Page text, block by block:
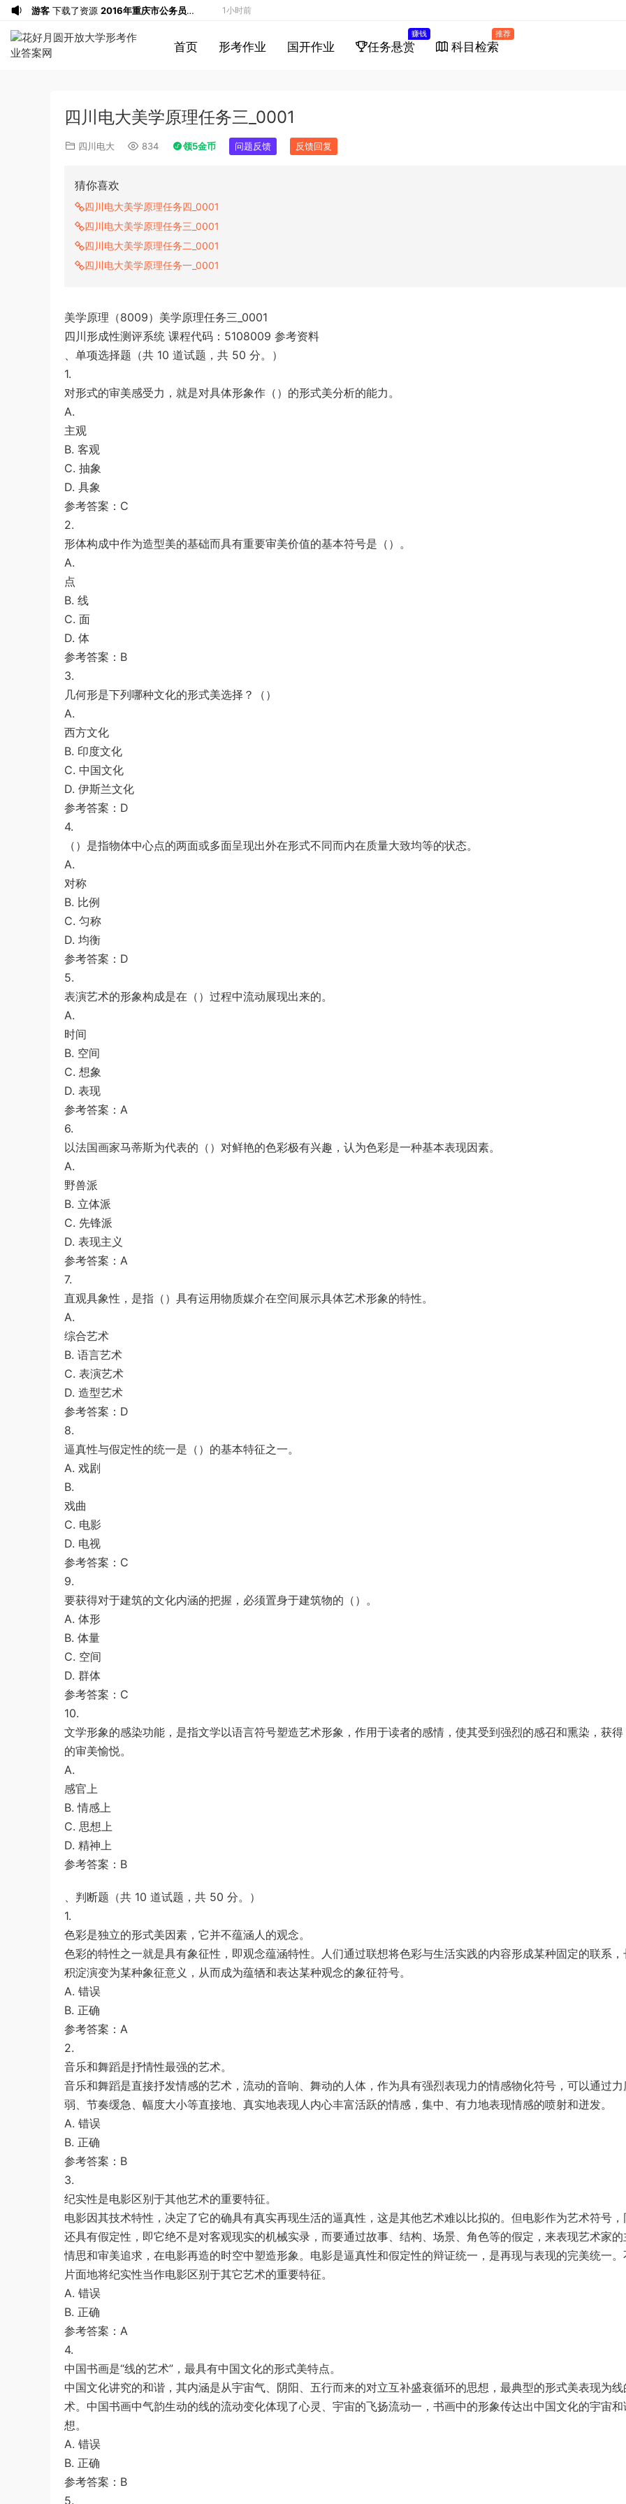
首页 形考作业 国开作业 任务悬赏
赚钱
科目检索
推荐
四川电大美学原理任务三_0001
四川电大 834 领5金币 问题反馈 反馈回复
猜你喜欢
四川电大美学原理任务四_0001
四川电大美学原理任务三_0001
四川电大美学原理任务二_0001
四川电大美学原理任务一_0001
美学原理（8009）美学原理任务三_0001
四川形成性测评系统 课程代码：5108009 参考资料
、单项选择题（共 10 道试题，共 50 分。）
1.
对形式的审美感受力，就是对具体形象作（）的形式美分析的能力。
A.
主观
B. 客观
C. 抽象
D. 具象
参考答案：C
2.
形体构成中作为造型美的基础而具有重要审美价值的基本符号是（）。
A.
点
B. 线
C. 面
D. 体
参考答案：B
3.
几何形是下列哪种文化的形式美选择？（）
A.
西方文化
B. 印度文化
C. 中国文化
D. 伊斯兰文化
参考答案：D
4.
（）是指物体中心点的两面或多面呈现出外在形式不同而内在质量大致均等的状态。
A.
对称
B. 比例
C. 匀称
D. 均衡
参考答案：D
5.
表演艺术的形象构成是在（）过程中流动展现出来的。
A.
时间
B. 空间
C. 想象
D. 表现
参考答案：A
6.
以法国画家马蒂斯为代表的（）对鲜艳的色彩极有兴趣，认为色彩是一种基本表现因素。
A.
野兽派
B. 立体派
C. 先锋派
D. 表现主义
参考答案：A
7.
直观具象性，是指（）具有运用物质媒介在空间展示具体艺术形象的特性。
A.
综合艺术
B. 语言艺术
C. 表演艺术
D. 造型艺术
参考答案：D
8.
逼真性与假定性的统一是（）的基本特征之一。
A. 戏剧
B.
戏曲
C. 电影
D. 电视
参考答案：C
9.
要获得对于建筑的文化内涵的把握，必须置身于建筑物的（）。
A. 体形
B. 体量
C. 空间
D. 群体
参考答案：C
10.
文学形象的感染功能，是指文学以语言符号塑造艺术形象，作用于读者的感情，使其受到强烈的感召和熏染，获得
的审美愉悦。
A.
感官上
B. 情感上
C. 思想上
D. 精神上
参考答案：B
、判断题（共 10 道试题，共 50 分。）
1.
色彩是独立的形式美因素，它并不蕴涵人的观念。
色彩的特性之一就是具有象征性，即观念蕴涵特性。人们通过联想将色彩与生活实践的内容形成某种固定的联系，
积淀演变为某种象征意义，从而成为蕴牺和表达某种观念的象征符号。
A. 错误
B. 正确
参考答案：A
2.
音乐和舞蹈是抒情性最强的艺术。
音乐和舞蹈是直接抒发情感的艺术，流动的音响、舞动的人体，作为具有强烈表现力的情感物化符号，可以通过力
弱、节奏缓急、幅度大小等直接地、真实地表现人内心丰富活跃的情感，集中、有力地表现情感的喷射和迸发。
A. 错误
B. 正确
参考答案：B
3.
纪实性是电影区别于其他艺术的重要特征。
电影因其技术特性，决定了它的确具有真实再现生活的逼真性，这是其他艺术难以比拟的。但电影作为艺术符号，
还具有假定性，即它绝不是对客观现实的机械实录，而要通过故事、结构、场景、角色等的假定，来表现艺术家的
情思和审美追求，在电影再造的时空中塑造形象。电影是逼真性和假定性的辩证统一，是再现与表现的完美统一。
片面地将纪实性当作电影区别于其它艺术的重要特征。
A. 错误
B. 正确
参考答案：A
4.
中国书画是“线的艺术”，最具有中国文化的形式美特点。
中国文化讲究的和谐，其内涵是从宇宙气、阴阳、五行而来的对立互补盛衰循环的思想，最典型的形式美表现为线
术。中国书画中气韵生动的线的流动变化体现了心灵、宇宙的飞扬流动一，书画中的形象传达出中国文化的宇宙和
想。
A. 错误
B. 正确
参考答案：B
5.
游客 下载了资源 2016年重庆市公务员考
试《行测》真题（下半年卷）答案及解析
1小时前
游客下载了资源2004年广东公务员考试
《行测》真题(下半年）答案及解析
u******* 3小时前
u*******登录了本站 3小时前
3小时前
3小时前
下载了资源
2013年921公务员考试
试《行测》真题（下半年卷）答案及解析
下载了资源2022年北京公务员考试
行测试题答案解析签到打卡，获得1元奖励
下载了资源2019年420联考《行
u*******签到打卡，获得1元奖励 26分钟前